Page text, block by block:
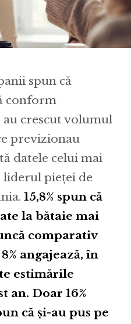
spun că
conform
crescut volumul
previzionau
datele celui mai
liderul pieței de
15,8% spun că
la bătaie mai
comparativ
angajează, în
estimările
an. Doar 16%
că și-au pus pe